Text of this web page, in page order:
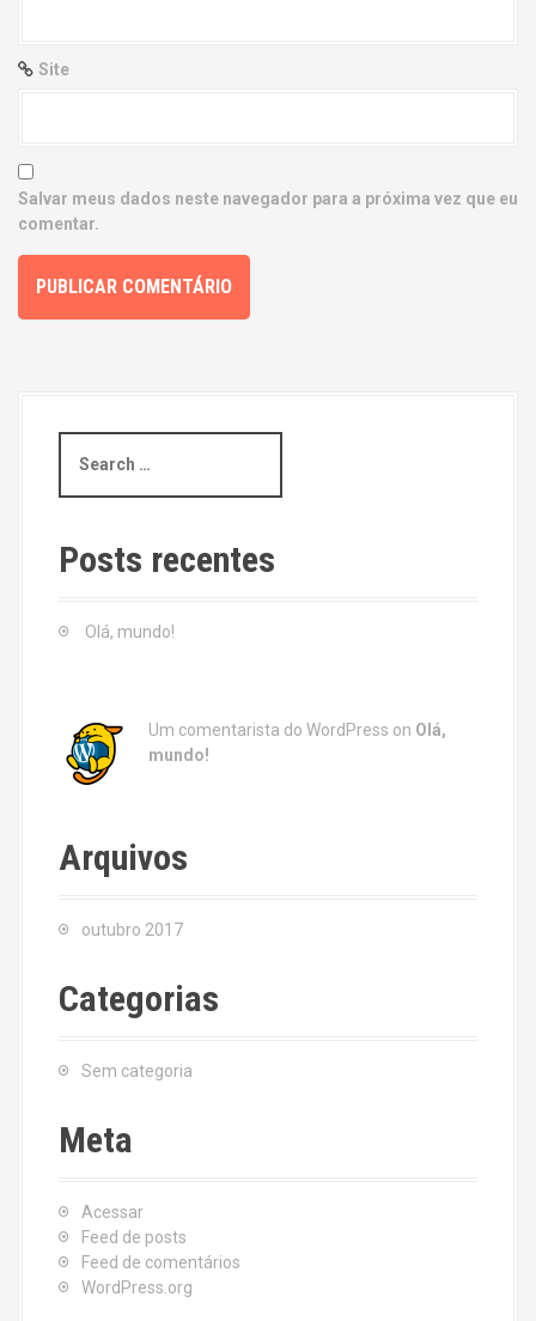
Site
Salvar meus dados neste navegador para a próxima vez que eu
comentar.
a
c
h
Posts recentes
Olá, mundo!
Um comentarista do WordPress on Olá,
mundo!
Arquivos
outubro 2017
Categorias
Sem categoria
Meta
Acessar
Feed de posts
Feed de comentários
WordPress.org